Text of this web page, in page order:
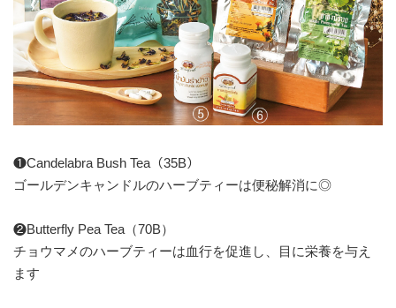
❶Candelabra Bush Tea（35B）
ゴールデンキャンドルのハーブティーは便秘解消に◎
❷Butterfly Pea Tea（70B）
チョウマメのハーブティーは血行を促進し、目に栄養を与え
ます